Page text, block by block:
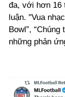
đa, với hơn 16
luận. "Vua
Bowl”, “Chúng
những phản